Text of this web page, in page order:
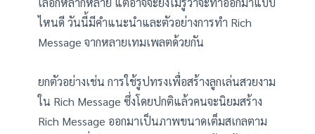
ไหนดี วันนี้มีคำแนะนำและตัวอย่างการทำ Rich
Message จากหลายเทมเพลตด้วยกัน
ยกตัวอย่างเช่น การใช้รูปทรงเพื่อสร้างลูกเล่นสวยงาม
ใน Rich Message ซึ่งโดยปกติแล้วคนจะนิยมสร้าง
Rich Message ออกมาเป็นภาพขนาดเต็มสเกลตาม